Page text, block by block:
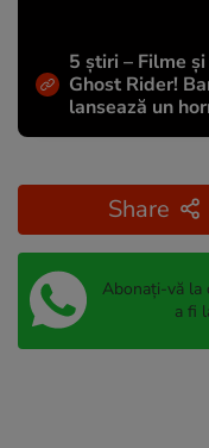
5 știri – Filme
Ghost Rider!
lansează un
Share
Abonați-vă la
a fi